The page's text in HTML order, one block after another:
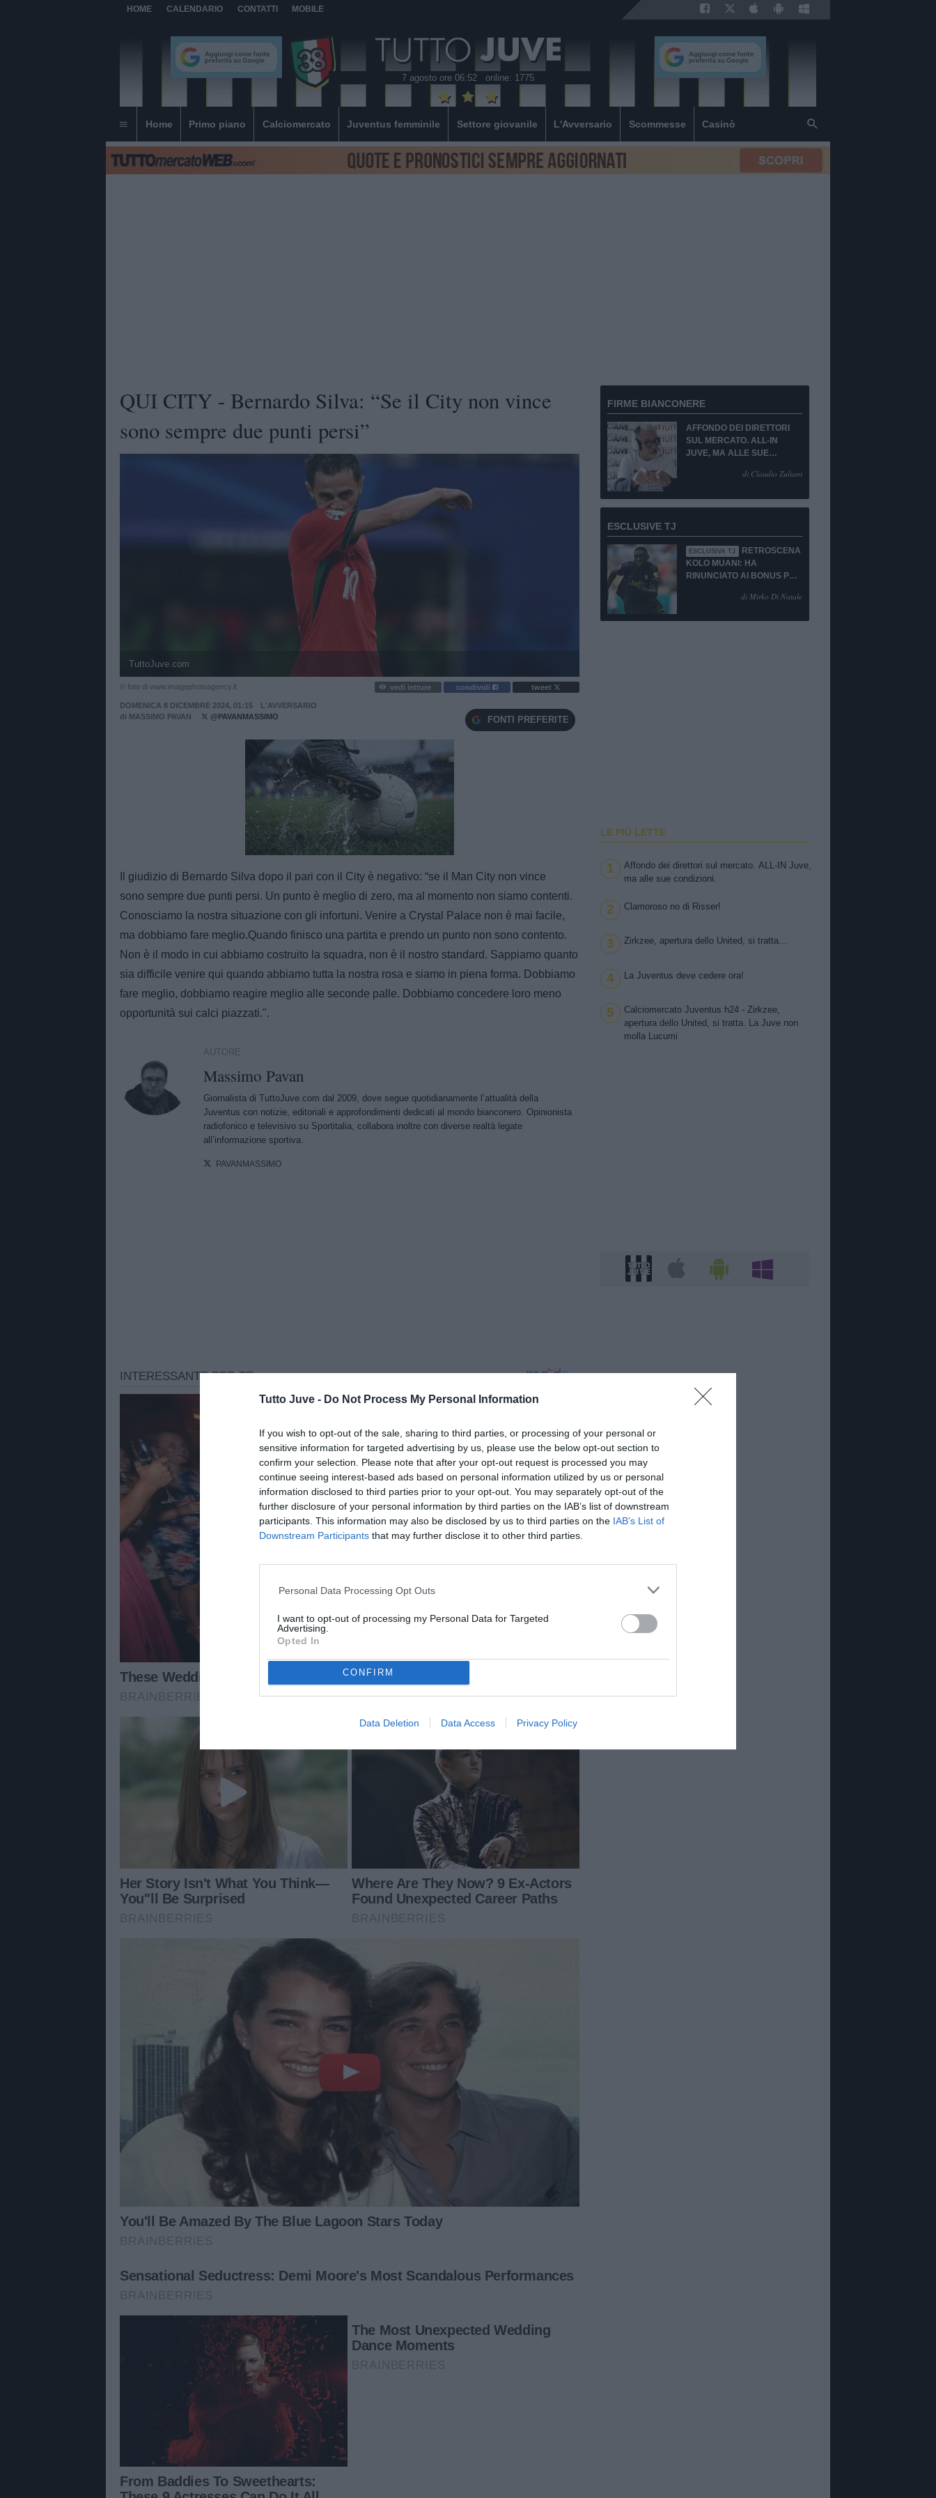
Tutto Juve - Do Not Process My Personal Information
If you wish to opt-out of the sale, sharing to third parties, or processing of your personal or
sensitive information for targeted advertising by us, please use the below opt-out section to
confirm your selection. Please note that after your opt-out request is processed you may
continue seeing interest-based ads based on personal information utilized by us or personal
information disclosed to third parties prior to your opt-out. You may separately opt-out of the
further disclosure of your personal information by third parties on the IAB’s list of downstream
participants. This information may also be disclosed by us to third parties on the IAB’s List of
Downstream Participants that may further disclose it to other third parties.
Personal Data Processing Opt Outs
I want to opt-out of processing my Personal Data for Targeted
Advertising.
Opted In
CONFIRM
Data Deletion Data Access Privacy Policy
HOME CALENDARIO CONTATTI MOBILE
7 agosto ore 06:52 online: 1775
Home Primo piano Calciomercato Juventus femminile Settore giovanile L'Avversario Scommesse Casinò
QUI CITY - Bernardo Silva: “Se il City non vince
sono sempre due punti persi”
TuttoJuve.com
© foto di www.imagephotoagency.it vedi letture condividi tweet
DOMENICA 8 DICEMBRE 2024, 01:15
L'AVVERSARIO
di MASSIMO PAVAN @PAVANMASSIMO FONTI PREFERITE
Unmute
Loaded
100.00%
Il giudizio di Bernardo Silva dopo il pari con il City è negativo: “se il Man City non vince
sono sempre due punti persi. Un punto è meglio di zero, ma al momento non siamo contenti.
Conosciamo la nostra situazione con gli infortuni. Venire a Crystal Palace non è mai facile,
ma dobbiamo fare meglio.Quando finisco una partita e prendo un punto non sono contento.
Non è il modo in cui abbiamo costruito la squadra, non è il nostro standard. Sappiamo quanto
sia difficile venire qui quando abbiamo tutta la nostra rosa e siamo in piena forma. Dobbiamo
fare meglio, dobbiamo reagire meglio alle seconde palle. Dobbiamo concedere loro meno
opportunità sui calci piazzati.".
AUTORE
Massimo Pavan
Giornalista di TuttoJuve.com dal 2009, dove segue quotidianamente l’attualità della
Juventus con notizie, editoriali e approfondimenti dedicati al mondo bianconero. Opinionista
radiofonico e televisivo su Sportitalia, collabora inoltre con diverse realtà legate
all’informazione sportiva.
PAVANMASSIMO
FIRME BIANCONERE
AFFONDO DEI DIRETTORI
SUL MERCATO. ALL-IN
JUVE, MA ALLE SUE
di Claudio Zuliani
ESCLUSIVE TJ
ESCLUSIVA TJ
RETROSCENA
KOLO MUANI: HA
RINUNCIATO AI BONUS PUR
di Mirko Di Natale
LE PIÙ LETTE
1
Affondo dei direttori sul mercato. ALL-IN Juve,
ma alle sue condizioni.
2 Clamoroso no di Risser!
3 Zirkzee, apertura dello United, si tratta...
4 La Juventus deve cedere ora!
5
Calciomercato Juventus h24 - Zirkzee,
apertura dello United, si tratta. La Juve non
molla Lucumi